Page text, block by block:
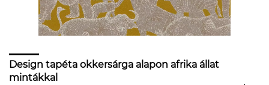
Design tapéta okkersárga alapon afrika állat
mintákkal